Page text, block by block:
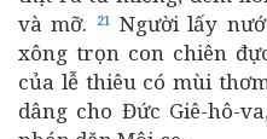
và mỡ.
21 Người lấy
xông trọn con chiên
của lễ thiêu có mùi
dâng cho Đức Giê-hô-